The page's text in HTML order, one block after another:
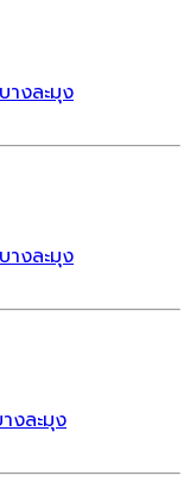
างละมุง
างละมุง
งละมุง